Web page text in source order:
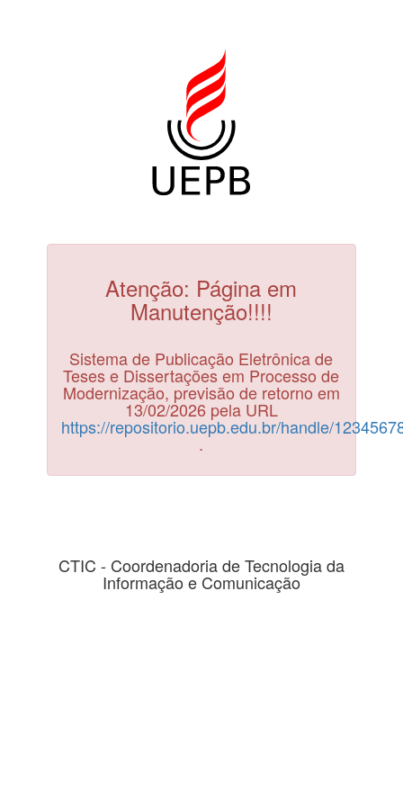
Atenção: Página em
Manutenção!!!!
Sistema de Publicação Eletrônica de
Teses e Dissertações em Processo de
Modernização, previsão de retorno em
13/02/2026 pela URL
https://repositorio.uepb.edu.br/handle/
.
CTIC - Coordenadoria de Tecnologia da
Informação e Comunicação